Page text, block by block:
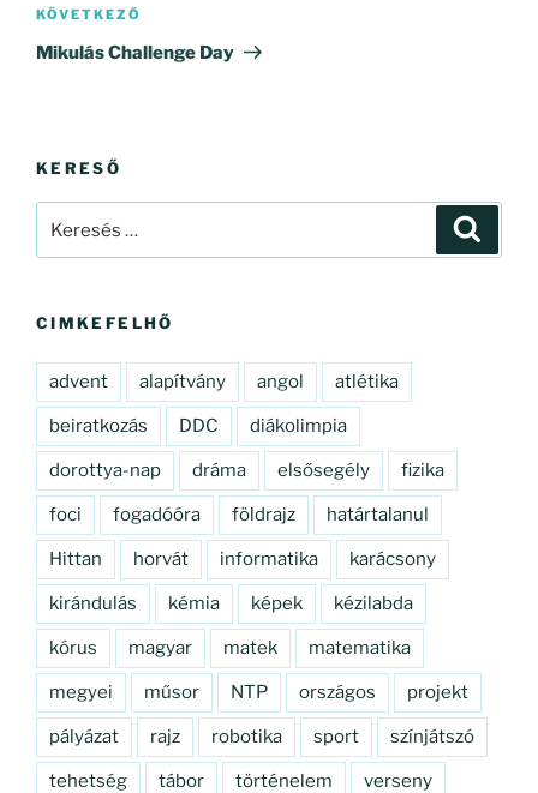
Következő
bejegyzés
KÖVETKEZŐ
Mikulás Challenge Day
KERESŐ
CIMKEFELHŐ
advent alapítvány angol atlétika
beiratkozás DDC diákolimpia
dorottya-nap dráma elsősegély fizika
foci fogadóóra földrajz határtalanul
Hittan horvát informatika karácsony
kirándulás kémia képek kézilabda
kórus magyar matek matematika
megyei műsor NTP országos projekt
pályázat rajz robotika sport színjátszó
tehetség tábor történelem verseny